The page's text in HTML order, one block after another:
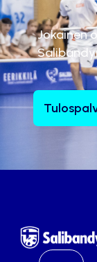
Jokainen